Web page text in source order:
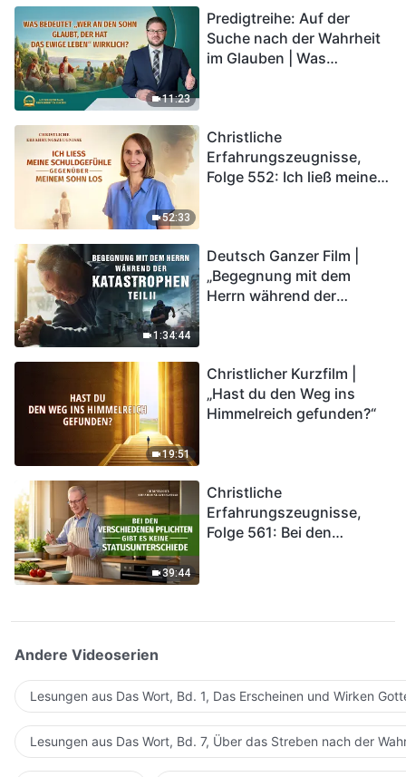
11:23
Predigtreihe: Auf der
Suche nach der Wahrheit
im Glauben | Was
52:33
Christliche
Erfahrungszeugnisse,
Folge 552: Ich ließ meine
1:34:44
Deutsch Ganzer Film |
„Begegnung mit dem
Herrn während der
in das Königreich Gottes
eintreten?
19:51
Christlicher Kurzfilm |
„Hast du den Weg ins
Himmelreich gefunden?“
39:44
Christliche
Erfahrungszeugnisse,
Folge 561: Bei den
Andere Videoserien
Lesungen aus Das Wort, Bd. 1, Das Erscheinen und Wirken
Lesungen aus Das Wort, Bd. 7, Über das Streben nach der